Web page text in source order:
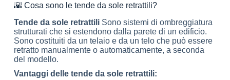
🌇 Cosa sono le tende da sole retrattili?
Tende da sole retrattiliSono sistemi di ombreggiatura
strutturati che si estendono dalla parete di un edificio.
Sono costituiti da un telaio e da un telo che può essere
retratto manualmente o automaticamente, a seconda
del modello.
Vantaggi delle tende da sole retrattili: